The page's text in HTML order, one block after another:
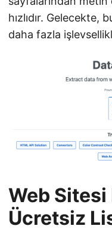
hızlıdır. Gelecekte,
daha fazla
Web Sitesi
Ücretsiz